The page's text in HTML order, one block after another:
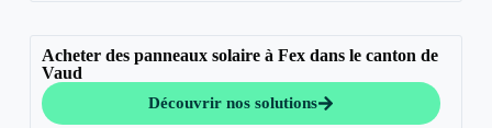
Acheter des panneaux solaire à Fex dans le canton de
Vaud
Découvrir nos solutions